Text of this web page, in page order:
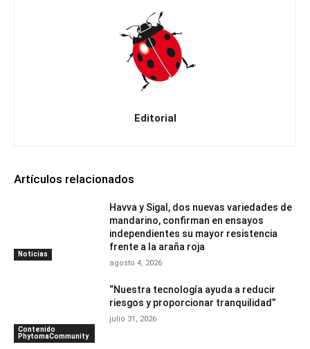
Editorial
Artículos relacionados
Noticias
Havva y Sigal, dos nuevas variedades de
mandarino, confirman en ensayos
independientes su mayor resistencia
frente a la araña roja
agosto 4, 2026
Contenido
PhytomaCommunity
“Nuestra tecnología ayuda a reducir
riesgos y proporcionar tranquilidad”
julio 31, 2026